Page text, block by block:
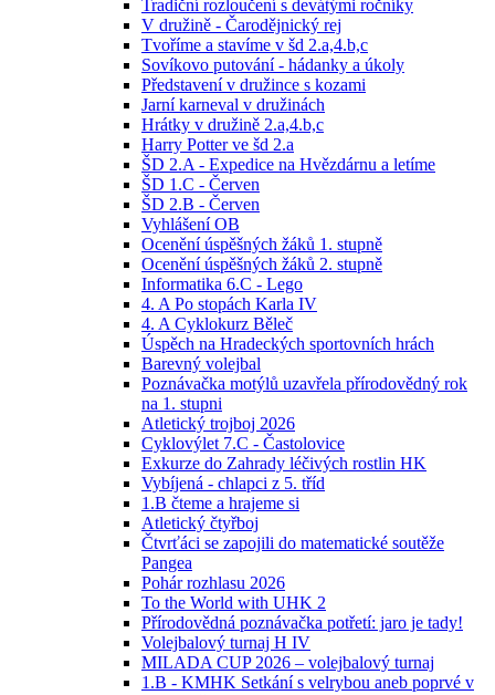
Tradiční rozloučení s devátými ročníky
V družině - Čarodějnický rej
Tvoříme a stavíme v šd 2.a,4.b,c
Sovíkovo putování - hádanky a úkoly
Představení v družince s kozami
Jarní karneval v družinách
Hrátky v družině 2.a,4.b,c
Harry Potter ve šd 2.a
ŠD 2.A - Expedice na Hvězdárnu a letíme
ŠD 1.C - Červen
ŠD 2.B - Červen
Vyhlášení OB
Ocenění úspěšných žáků 1. stupně
Ocenění úspěšných žáků 2. stupně
Informatika 6.C - Lego
4. A Po stopách Karla IV
4. A Cyklokurz Běleč
Úspěch na Hradeckých sportovních hrách
Barevný volejbal
Poznávačka motýlů uzavřela přírodovědný rok
na 1. stupni
Atletický trojboj 2026
Cyklovýlet 7.C - Častolovice
Exkurze do Zahrady léčivých rostlin HK
Vybíjená - chlapci z 5. tříd
1.B čteme a hrajeme si
Atletický čtyřboj
Čtvrťáci se zapojili do matematické soutěže
Pangea
Pohár rozhlasu 2026
To the World with UHK 2
Přírodovědná poznávačka potřetí: jaro je tady!
Volejbalový turnaj H IV
MILADA CUP 2026 – volejbalový turnaj
1.B - KMHK Setkání s velrybou aneb poprvé v